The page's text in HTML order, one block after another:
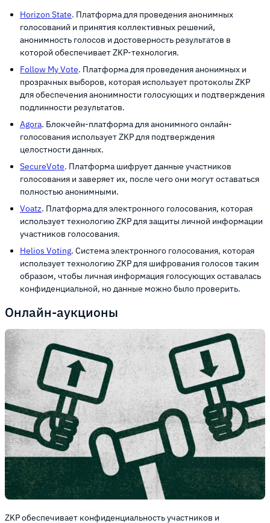
Horizon State. Платформа для проведения анонимных
голосований и принятия коллективных решений,
анонимность голосов и достоверность результатов в
которой обеспечивает ZKP-технология.
Follow My Vote. Платформа для проведения анонимных и
прозрачных выборов, которая использует протоколы ZKP
для обеспечения анонимности голосующих и подтверждения
подлинности результатов.
Agora. Блокчейн-платформа для анонимного онлайн-
голосования использует ZKP для подтверждения
целостности данных.
SecureVote. Платформа шифрует данные участников
голосования и заверяет их, после чего они могут оставаться
полностью анонимными.
Voatz. Платформа для электронного голосования, которая
использует технологию ZKP для защиты личной информации
участников голосования.
Helios Voting. Система электронного голосования, которая
использует технологию ZKP для шифрования голосов таким
образом, чтобы личная информация голосующих оставалась
конфиденциальной, но данные можно было проверить.
Онлайн-аукционы
ZKP обеспечивает конфиденциальность участников и